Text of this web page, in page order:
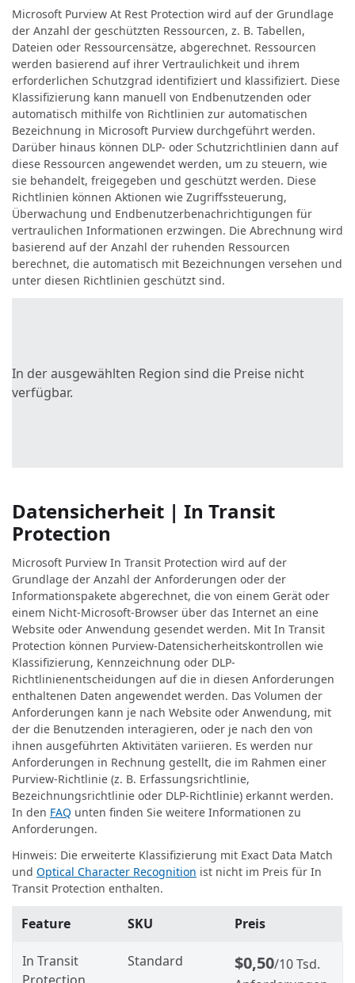
Microsoft Purview At Rest Protection wird auf der Grundlage
der Anzahl der geschützten Ressourcen, z. B. Tabellen,
Dateien oder Ressourcensätze, abgerechnet. Ressourcen
werden basierend auf ihrer Vertraulichkeit und ihrem
erforderlichen Schutzgrad identifiziert und klassifiziert. Diese
Klassifizierung kann manuell von Endbenutzenden oder
automatisch mithilfe von Richtlinien zur automatischen
Bezeichnung in Microsoft Purview durchgeführt werden.
Darüber hinaus können DLP- oder Schutzrichtlinien dann auf
diese Ressourcen angewendet werden, um zu steuern, wie
sie behandelt, freigegeben und geschützt werden. Diese
Richtlinien können Aktionen wie Zugriffssteuerung,
Überwachung und Endbenutzerbenachrichtigungen für
vertraulichen Informationen erzwingen. Die Abrechnung wird
basierend auf der Anzahl der ruhenden Ressourcen
berechnet, die automatisch mit Bezeichnungen versehen und
unter diesen Richtlinien geschützt sind.
In der ausgewählten Region sind die Preise nicht
verfügbar.
Datensicherheit | In Transit
Protection
Microsoft Purview In Transit Protection wird auf der
Grundlage der Anzahl der Anforderungen oder der
Informationspakete abgerechnet, die von einem Gerät oder
einem Nicht-Microsoft-Browser über das Internet an eine
Website oder Anwendung gesendet werden. Mit In Transit
Protection können Purview-Datensicherheitskontrollen wie
Klassifizierung, Kennzeichnung oder DLP-
Richtlinienentscheidungen auf die in diesen Anforderungen
enthaltenen Daten angewendet werden. Das Volumen der
Anforderungen kann je nach Website oder Anwendung, mit
der die Benutzenden interagieren, oder je nach den von
ihnen ausgeführten Aktivitäten variieren. Es werden nur
Anforderungen in Rechnung gestellt, die im Rahmen einer
Purview-Richtlinie (z. B. Erfassungsrichtlinie,
Bezeichnungsrichtlinie oder DLP-Richtlinie) erkannt werden.
In den FAQ unten finden Sie weitere Informationen zu
Anforderungen.
Hinweis: Die erweiterte Klassifizierung mit Exact Data Match
und Optical Character Recognition ist nicht im Preis für In
Transit Protection enthalten.
Feature SKU Preis
In Transit
Standard $0,50/10 Tsd.